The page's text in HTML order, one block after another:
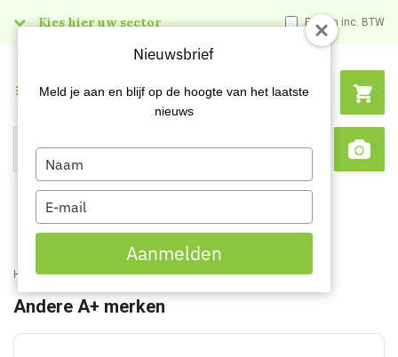
Kies hier uw sector Prijzen inc. BTW
Search
Menu
Home Merken
Andere A+ merken
Nieuwsbrief
Meld je aan en blijf op de hoogte van het laatste
nieuws
Type
your
name
Type
your
email
Aanmelden